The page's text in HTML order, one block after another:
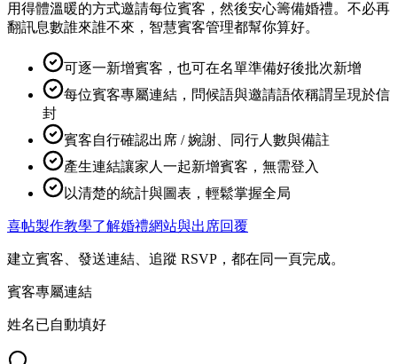
用得體溫暖的方式邀請每位賓客，然後安心籌備婚禮。不必再
翻訊息數誰來誰不來，智慧賓客管理都幫你算好。
可逐一新增賓客，也可在名單準備好後批次新增
每位賓客專屬連結，問候語與邀請語依稱謂呈現於信
封
賓客自行確認出席 / 婉謝、同行人數與備註
產生連結讓家人一起新增賓客，無需登入
以清楚的統計與圖表，輕鬆掌握全局
喜帖製作教學了解婚禮網站與出席回覆
建立賓客、發送連結、追蹤 RSVP，都在同一頁完成。
賓客專屬連結
姓名已自動填好